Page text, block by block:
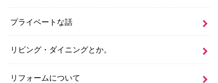
プライベートな話
リビング・ダイニングとか。
リフォームについて